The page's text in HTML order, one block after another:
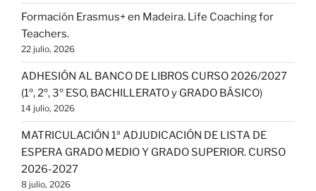
Formación Erasmus+ en Madeira. Life Coaching for
Teachers.
22 julio, 2026
ADHESIÓN AL BANCO DE LIBROS CURSO 2026/2027
(1º, 2º, 3º ESO, BACHILLERATO y GRADO BÁSICO)
14 julio, 2026
MATRICULACIÓN 1ª ADJUDICACIÓN DE LISTA DE
ESPERA GRADO MEDIO Y GRADO SUPERIOR. CURSO
2026-2027
8 julio, 2026